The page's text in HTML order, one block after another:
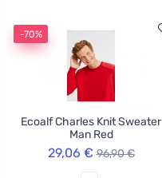
-70%
Ecoalf Charles Knit Sweater
Man Red
29,06 € 96,90 €